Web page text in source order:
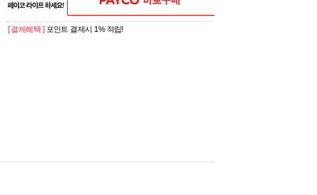
[ 결제혜택 ] 포인트 결제시 1% 적립!